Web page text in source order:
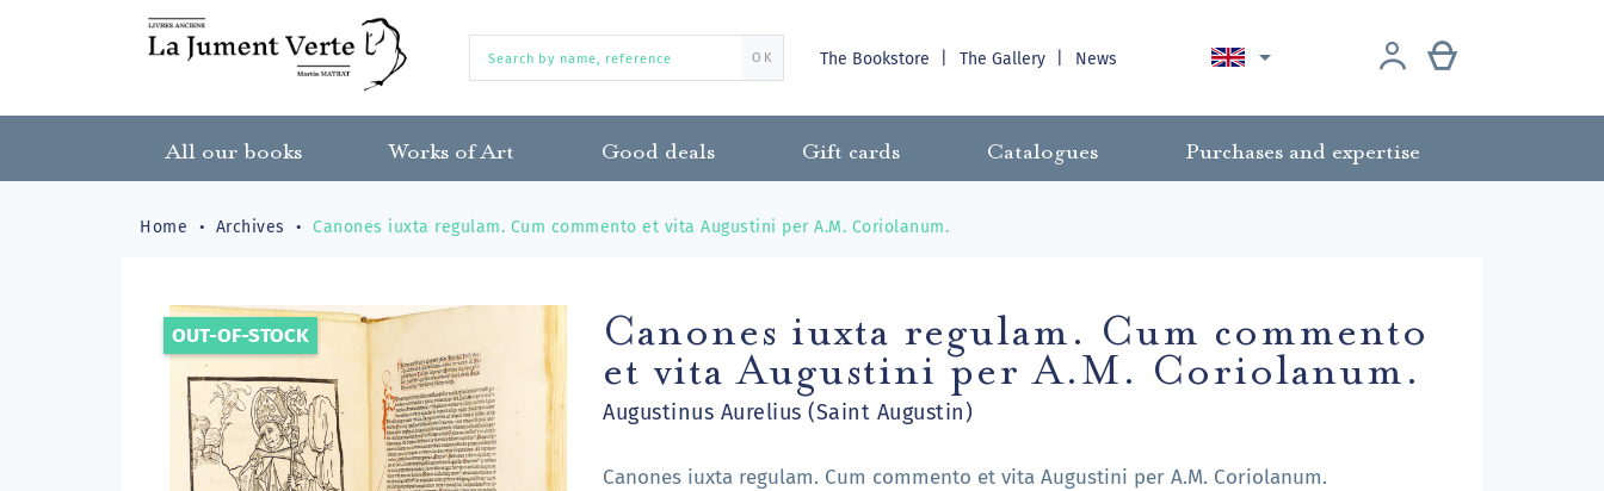
OK The Bookstore The Gallery News 
All our books Works of Art Good deals Gift cards Catalogues Purchases and expertise
Home Archives Canones iuxta regulam. Cum commento et vita Augustini per A.M. Coriolanum.
OUT-OF-STOCK Canones iuxta regulam. Cum commento
et vita Augustini per A.M. Coriolanum.
Augustinus Aurelius (Saint Augustin)
Canones iuxta regulam. Cum commento et vita Augustini per A.M. Coriolanum.